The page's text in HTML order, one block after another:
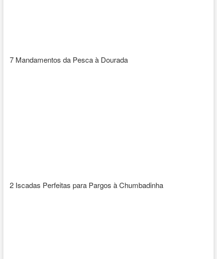
7 Mandamentos da Pesca à Dourada
2 Iscadas Perfeitas para Pargos à Chumbadinha